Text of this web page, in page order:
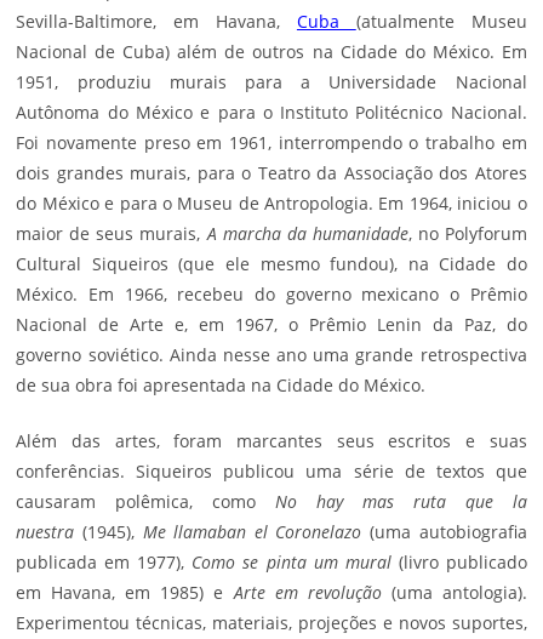
Sevilla-Baltimore, em Havana, Cuba (atualmente Museu
Nacional de Cuba) além de outros na Cidade do México. Em
1951, produziu murais para a Universidade Nacional
Autônoma do México e para o Instituto Politécnico Nacional.
Foi novamente preso em 1961, interrompendo o trabalho em
dois grandes murais, para o Teatro da Associação dos Atores
do México e para o Museu de Antropologia. Em 1964, iniciou o
maior de seus murais,A marcha da humanidade, no Polyforum
Cultural Siqueiros (que ele mesmo fundou), na Cidade do
México. Em 1966, recebeu do governo mexicano o Prêmio
Nacional de Arte e, em 1967, o Prêmio Lenin da Paz, do
governo soviético. Ainda nesse ano uma grande retrospectiva
de sua obra foi apresentada na Cidade do México.
Além das artes, foram marcantes seus escritos e suas
conferências. Siqueiros publicou uma série de textos que
causaram polêmica, comoNo hay mas ruta que la
nuestra(1945), Me llamaban el Coronelazo (uma autobiografia
publicada em 1977), Como se pinta um mural (livro publicado
em Havana, em 1985) eArte em revolução (uma antologia).
Experimentou técnicas, materiais, projeções e novos suportes,